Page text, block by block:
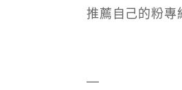
推薦自己的粉專
—